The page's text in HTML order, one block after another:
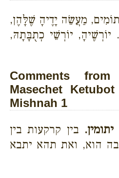
מַעֲשֵׂה יָדֶיהָ שֶׁלָּהֶן,
יוֹרְשֶׁיהָ, יוֹרְשֵׁי כְתֻבָּתָהּ,
Comments
Masechet
Mishnah 1
בין קרקעות בין
הוא, ואת תהא יתבא